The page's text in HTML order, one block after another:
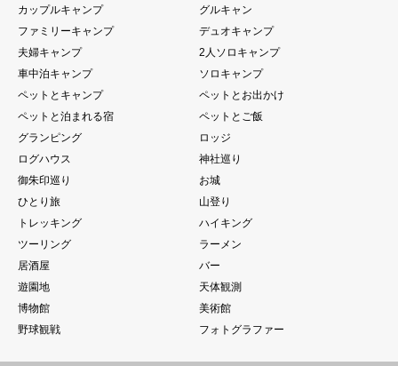
カップルキャンプ
グルキャン
ファミリーキャンプ
デュオキャンプ
夫婦キャンプ
2人ソロキャンプ
車中泊キャンプ
ソロキャンプ
ペットとキャンプ
ペットとお出かけ
ペットと泊まれる宿
ペットとご飯
グランピング
ロッジ
ログハウス
神社巡り
御朱印巡り
お城
ひとり旅
山登り
トレッキング
ハイキング
ツーリング
ラーメン
居酒屋
バー
遊園地
天体観測
博物館
美術館
野球観戦
フォトグラファー